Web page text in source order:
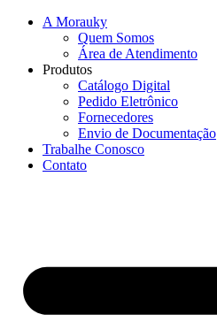
A Morauky
Quem Somos
Área de Atendimento
Produtos
Catálogo Digital
Pedido Eletrônico
Fornecedores
Envio de Documentação
Trabalhe Conosco
Contato